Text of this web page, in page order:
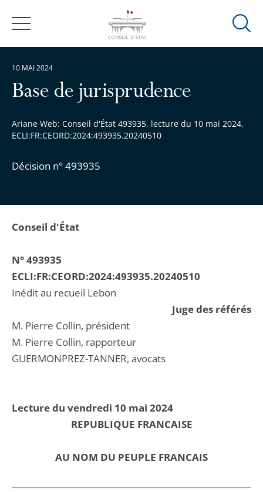
Menu
Ouvrir
Base de jurisprudence
Ariane Web: Conseil d'État 493935, lecture du 10 mai 2024,
ECLI:FR:CEORD:2024:493935.20240510
Décision n° 493935
10 MAI 2024
Conseil d'État
N° 493935
ECLI:FR:CEORD:2024:493935.20240510
Inédit au recueil Lebon
Juge des référés
M. Pierre Collin, président
M. Pierre Collin, rapporteur
GUERMONPREZ-TANNER, avocats
Lecture du vendredi 10 mai 2024
REPUBLIQUE FRANCAISE
AU NOM DU PEUPLE FRANCAIS